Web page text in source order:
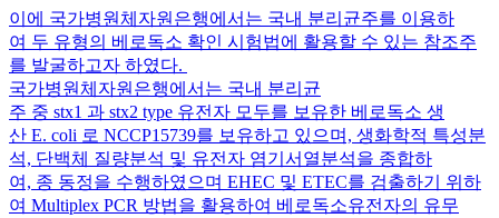
이에 국가병원체자원은행에서는 국내 분리균주를 이용하
여 두 유형의 베로독소 확인 시험법에 활용할 수 있는 참조주
를 발굴하고자 하였다.
국가병원체자원은행에서는 국내 분리균
주 중 stx1 과 stx2 type 유전자 모두를 보유한 베로독소 생
산 E. coli 로 NCCP15739를 보유하고 있으며, 생화학적 특성분
석, 단백체 질량분석 및 유전자 염기서열분석을 종합하
여, 종 동정을 수행하였으며 EHEC 및 ETEC를 검출하기 위하
여 Multiplex PCR 방법을 활용하여 베로독소유전자의 유무